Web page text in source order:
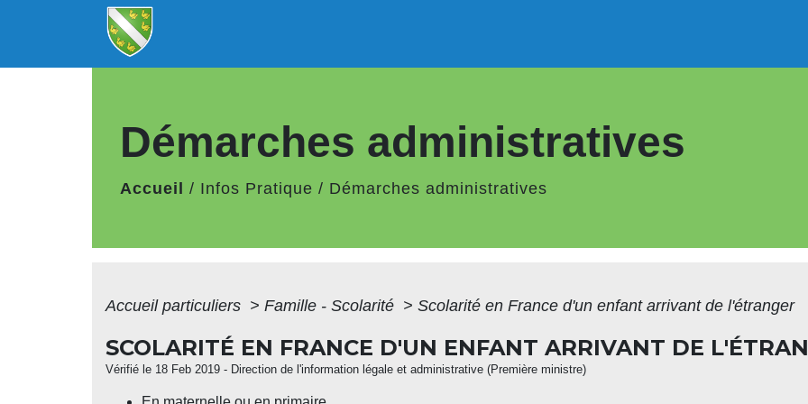
Démarches administratives
Accueil / Infos Pratique / Démarches administratives
Accueil particuliers > Famille - Scolarité > Scolarité en France d'un enfant arrivant de l'étranger
SCOLARITÉ EN FRANCE D'UN ENFANT ARRIVANT DE
Vérifié le 18 Feb 2019 - Direction de l'information légale et administrative (Première ministre)